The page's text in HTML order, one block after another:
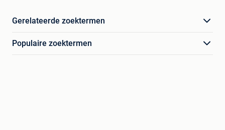
Gerelateerde zoektermen
Populaire zoektermen